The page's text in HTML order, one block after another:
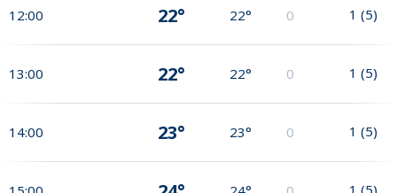
12:00 22° 22° 0 1 (5)
13:00 22° 22° 0 1 (5)
14:00 23° 23° 0 1 (5)
1 (5)